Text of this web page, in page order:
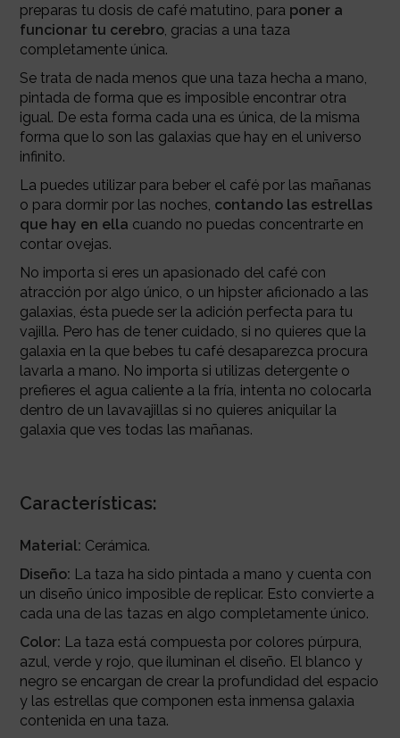
preparas tu dosis de café matutino, para poner a
funcionar tu cerebro, gracias a una taza
completamente única.
Se trata de nada menos que una taza hecha a mano,
pintada de forma que es imposible encontrar otra
igual. De esta forma cada una es única, de la misma
forma que lo son las galaxias que hay en el universo
infinito.
La puedes utilizar para beber el café por las mañanas
o para dormir por las noches, contando las estrellas
que hay en ella cuando no puedas concentrarte en
contar ovejas.
No importa si eres un apasionado del café con
atracción por algo único, o un hipster aficionado a las
galaxias, ésta puede ser la adición perfecta para tu
vajilla. Pero has de tener cuidado, si no quieres que la
galaxia en la que bebes tu café desaparezca procura
lavarla a mano. No importa si utilizas detergente o
prefieres el agua caliente a la fría, intenta no colocarla
dentro de un lavavajillas si no quieres aniquilar la
galaxia que ves todas las mañanas.
Características:
Material: Cerámica.
Diseño: La taza ha sido pintada a mano y cuenta con
un diseño único imposible de replicar. Esto convierte a
cada una de las tazas en algo completamente único.
Color: La taza está compuesta por colores púrpura,
azul, verde y rojo, que iluminan el diseño. El blanco y
negro se encargan de crear la profundidad del espacio
y las estrellas que componen esta inmensa galaxia
contenida en una taza.